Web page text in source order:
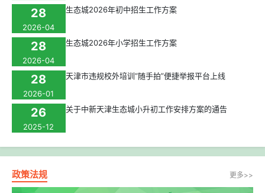
28
2026-04
生态城2026年初中招生工作方案
28
2026-04
生态城2026年小学招生工作方案
28
2026-01
天津市违规校外培训“随手拍”便捷举报平台上线
26
2025-12
关于中新天津生态城小升初工作安排方案的通告
政策法规 更多>>